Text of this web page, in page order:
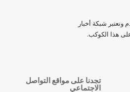
مستخدم ونعتبر شبكة أخبار
على هذا الكوكب.
تجدنا على مواقع التواصل
الاجتماعي